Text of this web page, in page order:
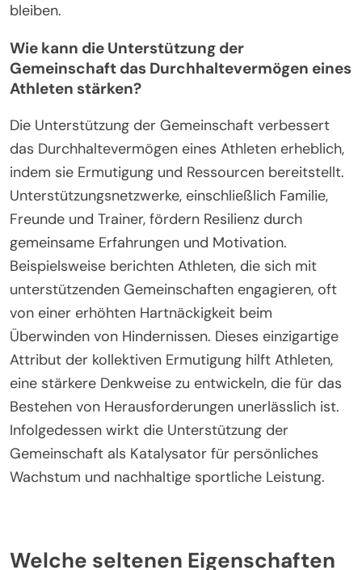
bleiben.
Wie kann die Unterstützung der
Gemeinschaft das Durchhaltevermögen eines
Athleten stärken?
Die Unterstützung der Gemeinschaft verbessert
das Durchhaltevermögen eines Athleten erheblich,
indem sie Ermutigung und Ressourcen bereitstellt.
Unterstützungsnetzwerke, einschließlich Familie,
Freunde und Trainer, fördern Resilienz durch
gemeinsame Erfahrungen und Motivation.
Beispielsweise berichten Athleten, die sich mit
unterstützenden Gemeinschaften engagieren, oft
von einer erhöhten Hartnäckigkeit beim
Überwinden von Hindernissen. Dieses einzigartige
Attribut der kollektiven Ermutigung hilft Athleten,
eine stärkere Denkweise zu entwickeln, die für das
Bestehen von Herausforderungen unerlässlich ist.
Infolgedessen wirkt die Unterstützung der
Gemeinschaft als Katalysator für persönliches
Wachstum und nachhaltige sportliche Leistung.